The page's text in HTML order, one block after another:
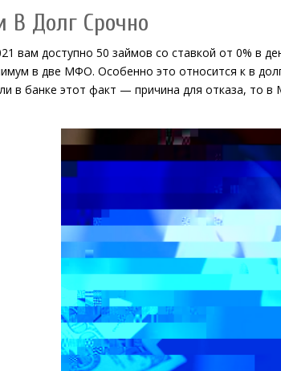
В Долг Срочно
вам доступно 50 займов со ставкой от 0% в
в две МФО. Особенно это относится к в
в банке этот факт — причина для отказа, то